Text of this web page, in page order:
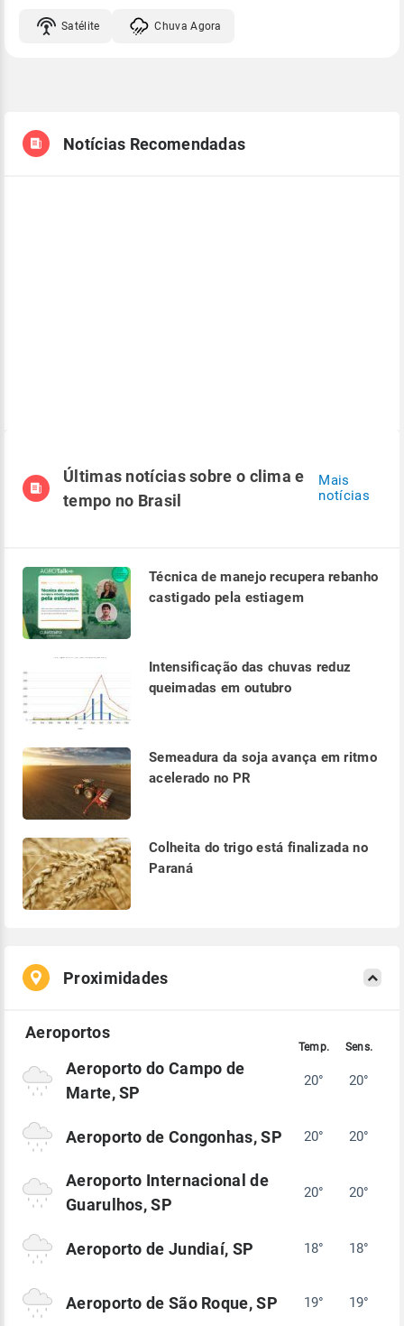
Satélite Chuva Agora
Notícias Recomendadas
Últimas notícias sobre o clima e
tempo no Brasil
Mais
notícias
Técnica de manejo recupera rebanho
castigado pela estiagem
Intensificação das chuvas reduz
queimadas em outubro
Semeadura da soja avança em ritmo
acelerado no PR
Colheita do trigo está finalizada no
Paraná
Proximidades
Aeroporto do Campo de
Marte, SP
20° 20°
Aeroporto de Congonhas, SP 20° 20°
Aeroporto Internacional de
Guarulhos, SP
20° 20°
Aeroporto de Jundiaí, SP 18° 18°
Aeroporto de São Roque, SP 19° 19°